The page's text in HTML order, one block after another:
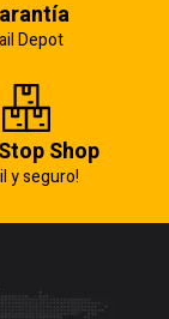
Depot
Shop
y seguro!